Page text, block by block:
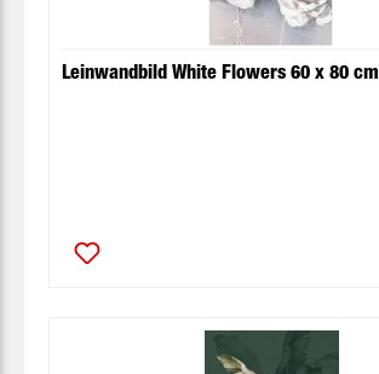
Leinwandbild White Flowers 60 x 80 cm